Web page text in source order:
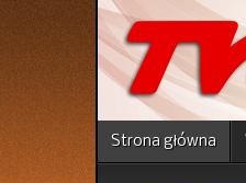
Strona główna